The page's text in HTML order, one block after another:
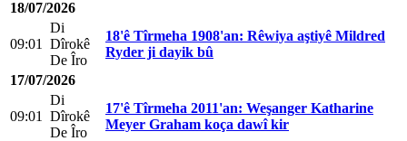
18/07/2026
09:01
Di
Dîrokê
De Îro
18'ê Tîrmeha 1908'an: Rêwiya aştiyê Mildred
Ryder ji dayik bû
17/07/2026
09:01
Di
Dîrokê
De Îro
17'ê Tîrmeha 2011'an: Weşanger Katharine
Meyer Graham koça dawî kir